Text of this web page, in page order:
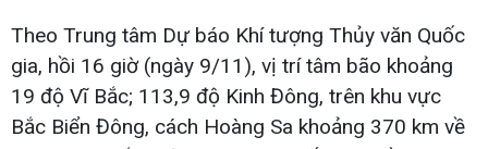
Theo Trung tâm Dự báo Khí tượng Thủy văn Quốc
gia, hồi 16 giờ (ngày 9/11), vị trí tâm bão khoảng
19 độ Vĩ Bắc; 113,9 độ Kinh Đông, trên khu vực
Bắc Biển Đông, cách Hoàng Sa khoảng 370 km về